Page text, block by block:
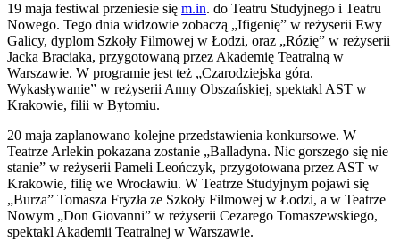
19 maja festiwal przeniesie się m.in. do Teatru Studyjnego i Teatru
Nowego. Tego dnia widzowie zobaczą „Ifigenię” w reżyserii Ewy
Galicy, dyplom Szkoły Filmowej w Łodzi, oraz „Rózię” w reżyserii
Jacka Braciaka, przygotowaną przez Akademię Teatralną w
Warszawie. W programie jest też „Czarodziejska góra.
Wykasływanie” w reżyserii Anny Obszańskiej, spektakl AST w
Krakowie, filii w Bytomiu.
20 maja zaplanowano kolejne przedstawienia konkursowe. W
Teatrze Arlekin pokazana zostanie „Balladyna. Nic gorszego się nie
stanie” w reżyserii Pameli Leończyk, przygotowana przez AST w
Krakowie, filię we Wrocławiu. W Teatrze Studyjnym pojawi się
„Burza” Tomasza Fryzła ze Szkoły Filmowej w Łodzi, a w Teatrze
Nowym „Don Giovanni” w reżyserii Cezarego Tomaszewskiego,
spektakl Akademii Teatralnej w Warszawie.